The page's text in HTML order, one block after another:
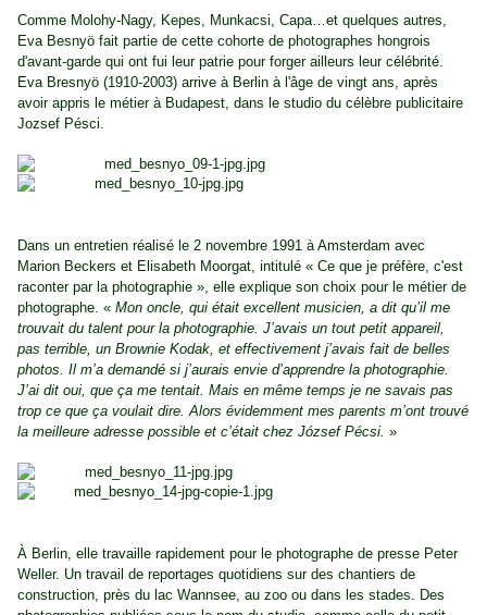
Comme Molohy-Nagy, Kepes, Munkacsi, Capa…et quelques autres,
Eva Besnyö fait partie de cette cohorte de photographes hongrois
d'avant-garde qui ont fui leur patrie pour forger ailleurs leur célébrité.
Eva Bresnyö (1910-2003) arrive à Berlin à l'âge de vingt ans, après
avoir appris le métier à Budapest, dans le studio du célèbre publicitaire
Jozsef Pésci.
Dans un entretien réalisé le 2 novembre 1991 à Amsterdam avec
Marion Beckers et Elisabeth Moorgat, intitulé « Ce que je préfère, c'est
raconter par la photographie », elle explique son choix pour le métier de
photographe. « Mon oncle, qui était excellent musicien, a dit qu’il me
trouvait du talent pour la photographie. J’avais un tout petit appareil,
pas terrible, un Brownie Kodak, et effectivement j’avais fait de belles
photos. Il m’a demandé si j’aurais envie d’apprendre la photographie.
J’ai dit oui, que ça me tentait. Mais en même temps je ne savais pas
trop ce que ça voulait dire. Alors évidemment mes parents m’ont trouvé
la meilleure adresse possible et c’était chez József Pécsi. »
À Berlin, elle travaille rapidement pour le photographe de presse Peter
Weller. Un travail de reportages quotidiens sur des chantiers de
construction, près du lac Wannsee, au zoo ou dans les stades. Des